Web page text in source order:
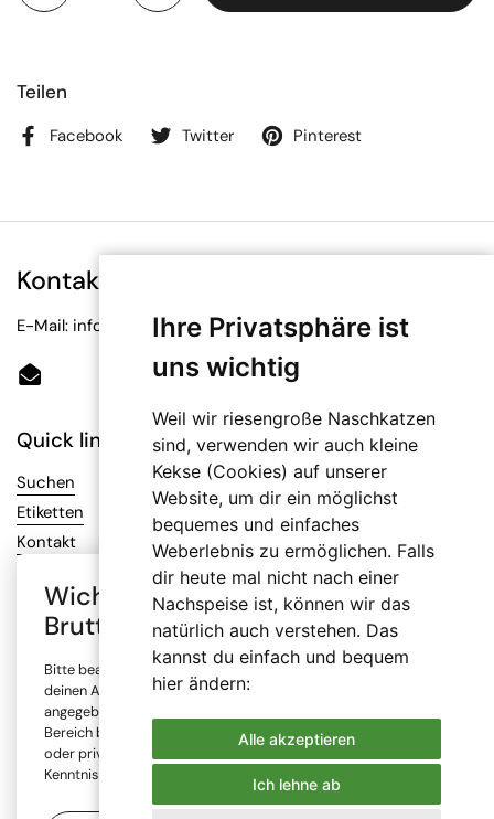
Ihre Privatsphäre ist
uns wichtig
Weil wir riesengroße Naschkatzen
sind, verwenden wir auch kleine
Kekse (Cookies) auf unserer
Website, um dir ein möglichst
bequemes und einfaches
Weberlebnis zu ermöglichen. Falls
dir heute mal nicht nach einer
Nachspeise ist, können wir das
natürlich auch verstehen. Das
kannst du einfach und bequem
hier ändern:
Alle akzeptieren
Ich lehne ab
Teilen
Facebook Twitter Pinterest
Kontakt
E-Mail: info@bioetiketten.at
Email
Quick links
Suchen
Etiketten
Kontakt
Infos
Datenschutz
Impressum
Versand
Widerrufsrecht
Wichtiger Hinweis: Auswahl
Brutto- oder Netto-Preise
Bitte beachte, dass alle Preise in unserem Online-Shop je nach
deinen Angaben mit oder ohne Mehrwertsteuer (MwSt.)
angegeben sind. Die Mehrwertsteuer wird erst im Checkout-
Bereich berechnet. Bitte wähle, ob du den Shop gewerblich
oder privat nutzt und bestätige, dass du diese Information zur
Kenntnis genommen hast.